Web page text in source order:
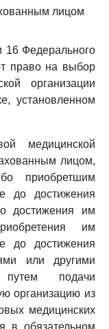
лицом
16 Федерального
право на выбор
организации
установленном
медицинской
лицом,
приобретшим
до достижения
достижения им
им
до достижения
или другими
путем подачи
организацию из
медицинских
в обязательном